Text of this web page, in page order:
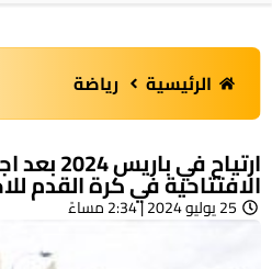
الرئيسية رياضة
ارتياح في
الافتتاحية في كرة القدم
25 يوليو 2024 | 2:34 مساءً